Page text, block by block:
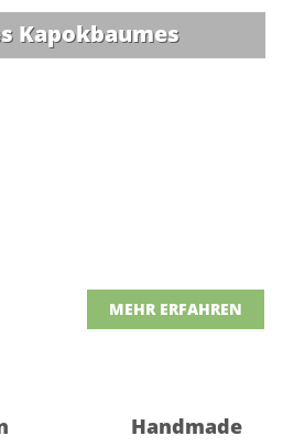
Kapokbaumes
MEHR ERFAHREN
Handmade